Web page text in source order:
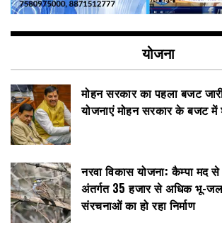
योजना
मोहन सरकार का पहला बजट
योजनाएं मोहन सरकार के बजट में
नरवा विकास योजना: कैम्पा मद
अंतर्गत 35 हजार से अधिक भू-
संरचनाओं का हो रहा निर्माण